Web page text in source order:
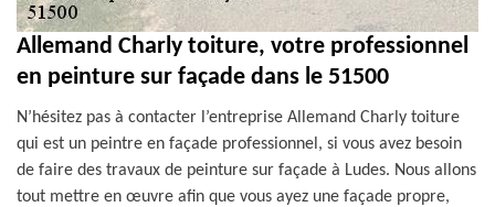
Allemand Charly toiture, votre professionnel
en peinture sur façade dans le 51500
N’hésitez pas à contacter l’entreprise Allemand Charly toiture
qui est un peintre en façade professionnel, si vous avez besoin
de faire des travaux de peinture sur façade à Ludes. Nous allons
tout mettre en œuvre afin que vous ayez une façade propre,